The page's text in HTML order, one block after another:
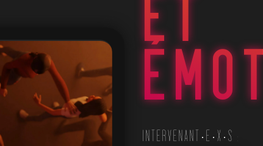
ET
INTERVENANT·E·X·S :